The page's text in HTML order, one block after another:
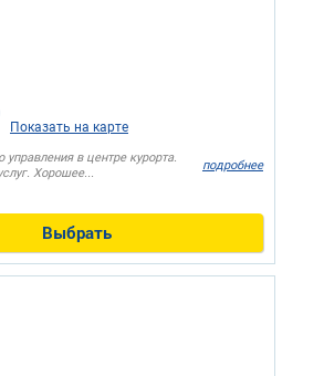
Показать на карте
управления в центре курорта.
Хорошее...
подробнее
Выбрать